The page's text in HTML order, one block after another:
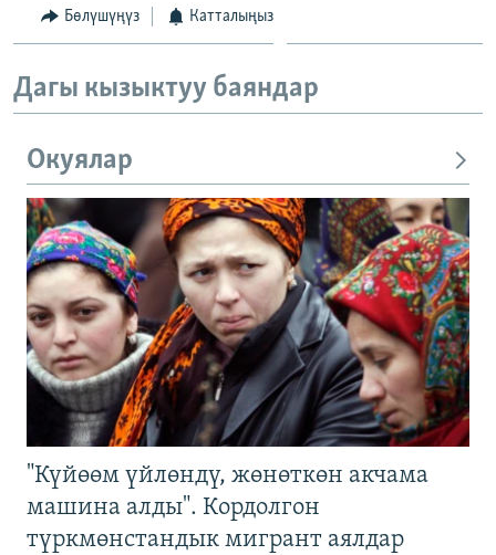
Бөлүшүңүз Катталыңыз
Дагы кызыктуу баяндар
Окуялар
"Күйөөм үйлөндү, жөнөткөн акчама
машина алды". Кордолгон
түркмөнстандык мигрант аялдар